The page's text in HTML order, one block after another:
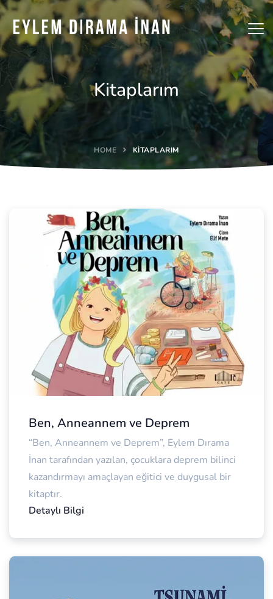
Kitaplarım
HOME KITAPLARIM
Ben, Anneannem ve Deprem
“Ben, Anneannem ve Deprem”, Eylem Dırama
İnan tarafından yazılan, çocuklara deprem bilinci
kazandırmayı amaçlayan eğitici ve duygusal bir
kitaptır.
Detaylı Bilgi